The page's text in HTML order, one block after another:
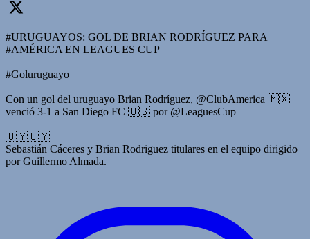
#URUGUAYOS: GOL DE BRIAN RODRÍGUEZ PARA
#AMÉRICA EN LEAGUES CUP
#Goluruguayo
Con un gol del uruguayo Brian Rodríguez, @ClubAmerica 🇲🇽
venció 3-1 a San Diego FC 🇺🇸 por @LeaguesCup
🇺🇾🇺🇾
Sebastián Cáceres y Brian Rodriguez titulares en el equipo dirigido
por Guillermo Almada.